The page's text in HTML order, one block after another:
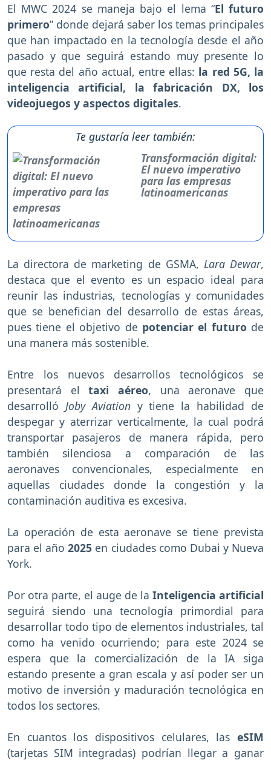
El MWC 2024 se maneja bajo el lema “El futuro
primero” donde dejará saber los temas principales
que han impactado en la tecnología desde el año
pasado y que seguirá estando muy presente lo
que resta del año actual, entre ellas: la red 5G, la
inteligencia artificial, la fabricación DX, los
videojuegos y aspectos digitales.
Te gustaría leer también:
Transformación digital:
El nuevo imperativo
para las empresas
latinoamericanas
La directora de marketing de GSMA, Lara Dewar,
destaca que el evento es un espacio ideal para
reunir las industrias, tecnologías y comunidades
que se benefician del desarrollo de estas áreas,
pues tiene el objetivo de potenciar el futuro de
una manera más sostenible.
Entre los nuevos desarrollos tecnológicos se
presentará eltaxi aéreo, una aeronave que
desarrolló Joby Aviation y tiene la habilidad de
despegar y aterrizar verticalmente, la cual podrá
transportar pasajeros de manera rápida, pero
también silenciosa a comparación de las
aeronaves convencionales, especialmente en
aquellas ciudades donde la congestión y la
contaminación auditiva es excesiva.
La operación de esta aeronave se tiene prevista
para el año2025 en ciudades como Dubai y Nueva
York.
Por otra parte, el auge de la Inteligencia artificial
seguirá siendo una tecnología primordial para
desarrollar todo tipo de elementos industriales, tal
como ha venido ocurriendo; para este 2024 se
espera que la comercialización de la IA siga
estando presente a gran escala y así poder ser un
motivo de inversión y maduración tecnológica en
todos los sectores.
En cuantos los dispositivos celulares, las eSIM
(tarjetas SIM integradas) podrían llegar a ganar